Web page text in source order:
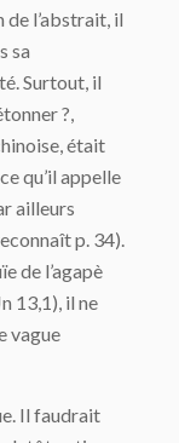
l’abstrait, il
sa
Surtout, il
?,
était
qu’il appelle
ailleurs
p. 34).
de l’agapè
13,1), il ne
vague
Il faudrait